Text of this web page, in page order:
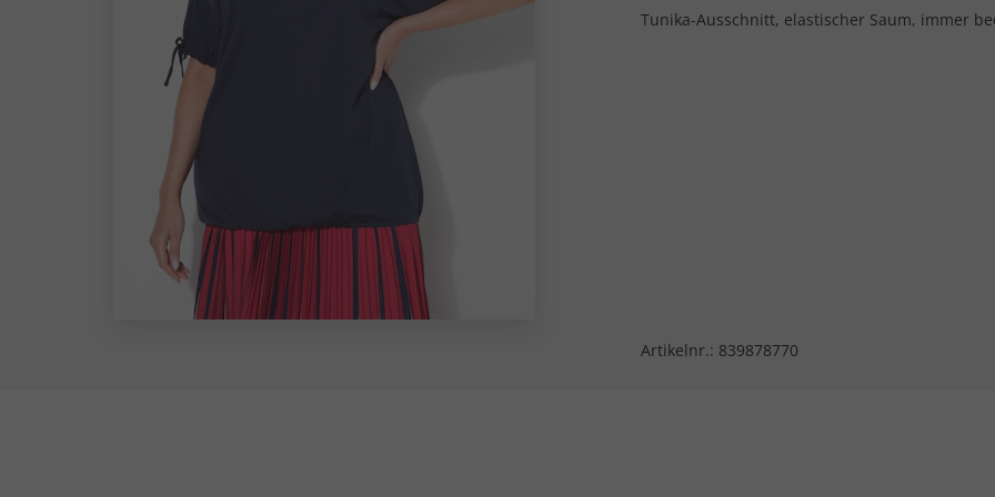
Tunika-Ausschnitt, elastischer Saum, immer
Artikelnr.: 839878770